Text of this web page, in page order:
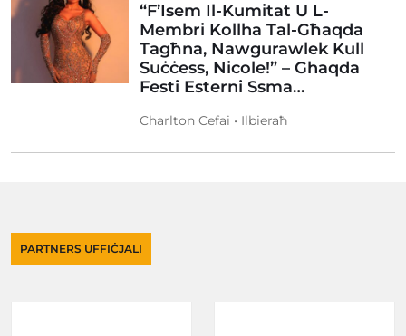
“F’Isem Il-Kumitat U L-
Membri Kollha Tal-Għaqda
Tagħna, Nawgurawlek Kull
Suċċess, Nicole!” – Ghaqda
Festi Esterni Ssma…
Charlton Cefai • Ilbieraħ
PARTNERS UFFIĊJALI